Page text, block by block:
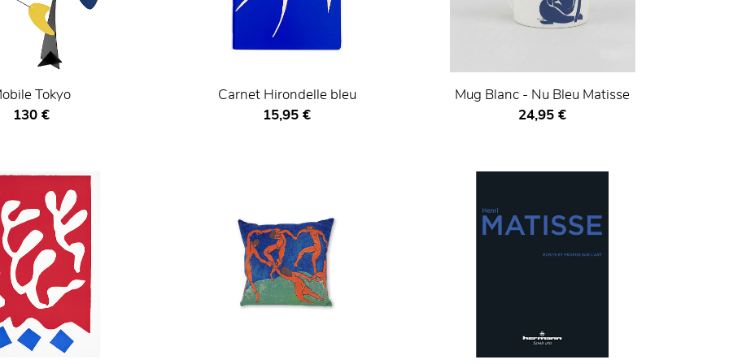
Tokyo
Prix ​​actuel
130 €
Carnet Hirondelle bleu
Prix ​​actuel
15,95 €
Mug Blanc - Nu Bleu Matisse
Prix ​​actuel
24,95 €